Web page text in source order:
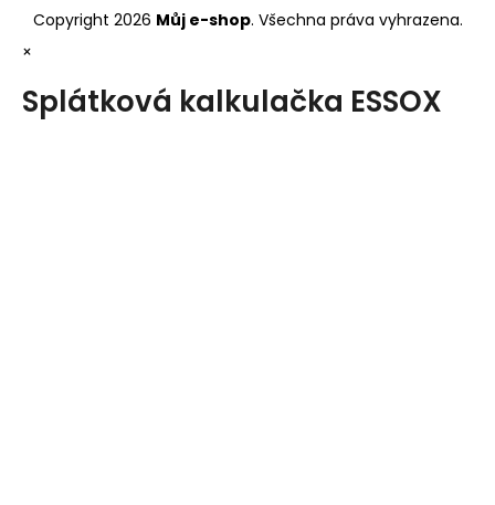
Copyright 2026 Můj e-shop. Všechna práva vyhrazena.
×
Splátková kalkulačka ESSOX